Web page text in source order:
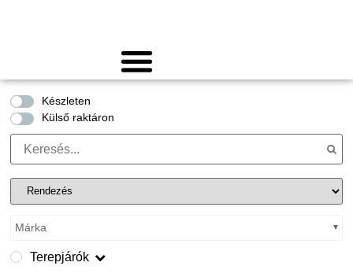
Készleten
Külső raktáron
Márka
Terepjárók